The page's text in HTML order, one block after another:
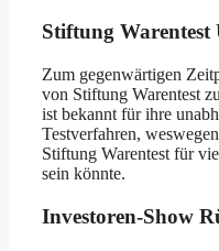
Stiftung Warentest
Zum gegenwärtigen
von Stiftung Warentest
ist bekannt für ihre
Testverfahren,
Stiftung Warentest für
sein könnte.
Investoren-Show